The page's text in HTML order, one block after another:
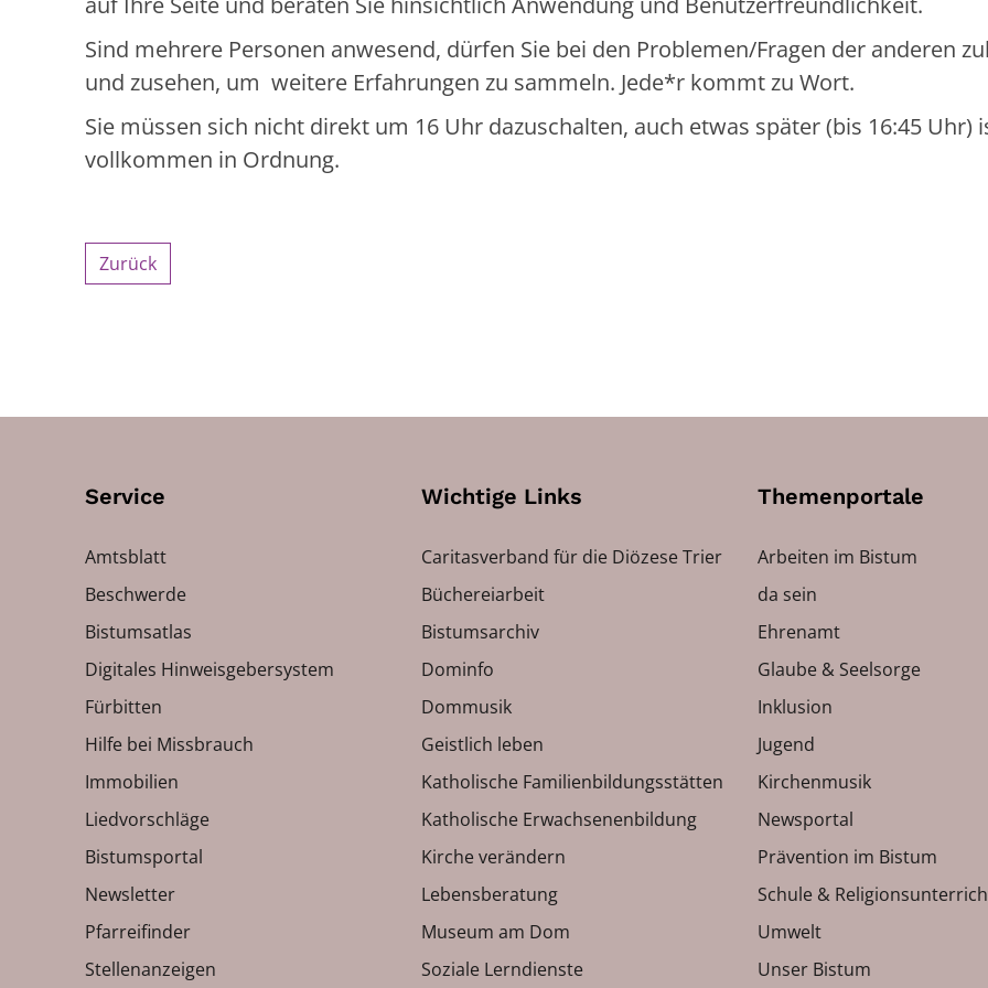
Sind mehrere Personen anwesend, dürfen Sie bei den Problemen/Fragen der anderen
und zusehen, um weitere Erfahrungen zu sammeln. Jede*r kommt zu Wort.
Sie müssen sich nicht direkt um 16 Uhr dazuschalten, auch etwas später (bis 16:45 Uhr)
vollkommen in Ordnung.
Zurück
Service
Amtsblatt
Beschwerde
Bistumsatlas
Digitales Hinweisgebersystem
Fürbitten
Hilfe bei Missbrauch
Immobilien
Liedvorschläge
Bistumsportal
Newsletter
Pfarreifinder
Stellenanzeigen
Wichtige Links
Caritasverband für die Diözese Trier
Büchereiarbeit
Bistumsarchiv
Dominfo
Dommusik
Geistlich leben
Katholische Familienbildungsstätten
Katholische Erwachsenenbildung
Kirche verändern
Lebensberatung
Museum am Dom
Soziale Lerndienste
Themenportale
Arbeiten im Bistum
da sein
Ehrenamt
Glaube & Seelsorge
Inklusion
Jugend
Kirchenmusik
Newsportal
Prävention im Bistum
Schule &
Umwelt
Unser Bistum